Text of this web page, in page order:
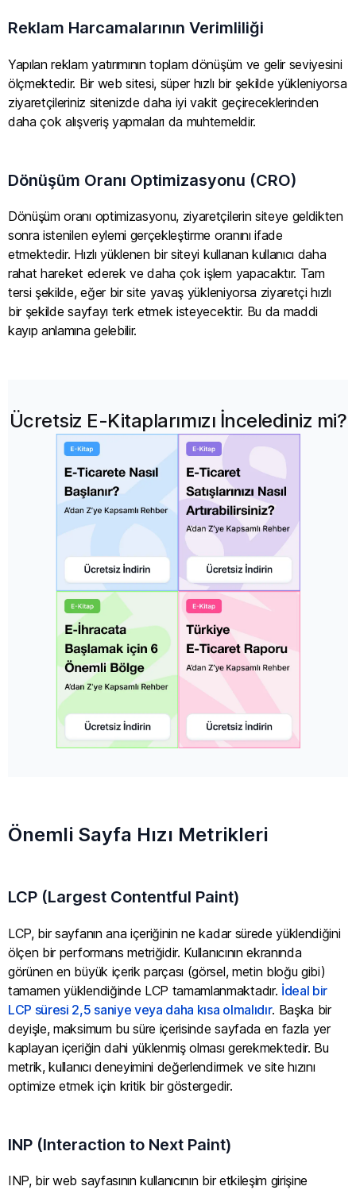
Reklam Harcamalarının Verimliliği
Yapılan reklam yatırımının toplam dönüşüm ve gelir seviyesini
ölçmektedir. Bir web sitesi, süper hızlı bir şekilde yükleniyorsa
ziyaretçileriniz sitenizde daha iyi vakit geçireceklerinden
daha çok alışveriş yapmaları da muhtemeldir.
Dönüşüm Oranı Optimizasyonu (CRO)
Dönüşüm oranı optimizasyonu, ziyaretçilerin siteye geldikten
sonra istenilen eylemi gerçekleştirme oranını ifade
etmektedir. Hızlı yüklenen bir siteyi kullanan kullanıcı daha
rahat hareket ederek ve daha çok işlem yapacaktır. Tam
tersi şekilde, eğer bir site yavaş yükleniyorsa ziyaretçi hızlı
bir şekilde sayfayı terk etmek isteyecektir. Bu da maddi
kayıp anlamına gelebilir.
Ücretsiz E-Kitaplarımızı İncelediniz mi?
Önemli Sayfa Hızı Metrikleri
LCP (Largest Contentful Paint)
LCP, bir sayfanın ana içeriğinin ne kadar sürede yüklendiğini
ölçen bir performans metriğidir. Kullanıcının ekranında
görünen en büyük içerik parçası (görsel, metin bloğu gibi)
tamamen yüklendiğinde LCP tamamlanmaktadır. İdeal bir
LCP süresi 2,5 saniye veya daha kısa olmalıdır. Başka bir
deyişle, maksimum bu süre içerisinde sayfada en fazla yer
kaplayan içeriğin dahi yüklenmiş olması gerekmektedir. Bu
metrik, kullanıcı deneyimini değerlendirmek ve site hızını
optimize etmek için kritik bir göstergedir.
INP (Interaction to Next Paint)
INP, bir web sayfasının kullanıcının bir etkileşim girişine